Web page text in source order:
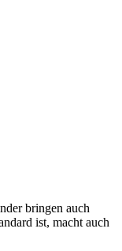
bringen auch
ist, macht auch